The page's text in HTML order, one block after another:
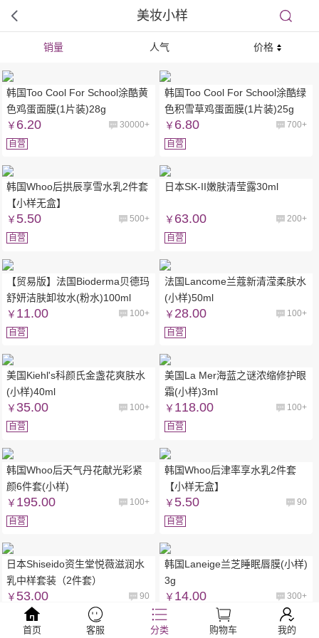
美妆小样
销量 人气 价格
韩国Too Cool For School涂酷黄
色鸡蛋面膜(1片装)28g
￥ 6.20
30000+
自营
韩国Too Cool For School涂酷绿
色积雪草鸡蛋面膜(1片装)25g
￥ 6.80
700+
自营
韩国Whoo后拱辰享雪水乳2件套
【小样无盒】
￥ 5.50
500+
自营
日本SK-II嫩肤清莹露30ml
￥ 63.00
200+
自营
【贸易版】法国Bioderma贝德玛
舒妍洁肤卸妆水(粉水)100ml
￥ 11.00
100+
自营
法国Lancome兰蔻新清滢柔肤水
(小样)50ml
￥ 28.00
100+
自营
美国Kiehl's科颜氏金盏花爽肤水
(小样)40ml
￥ 35.00
100+
自营
美国La Mer海蓝之谜浓缩修护眼
霜(小样)3ml
￥ 118.00
100+
自营
韩国Whoo后天气丹花献光彩紧
颜6件套(小样)
￥ 195.00
100+
自营
韩国Whoo后津率享水乳2件套
【小样无盒】
￥ 5.50
90
自营
日本Shiseido资生堂悦薇滋润水
乳中样套装（2件套）
￥ 53.00
90
自营
韩国Laneige兰芝睡眠唇膜(小样)
3g
￥ 14.00
300+
自营
首页 客服 分类 购物车 我的